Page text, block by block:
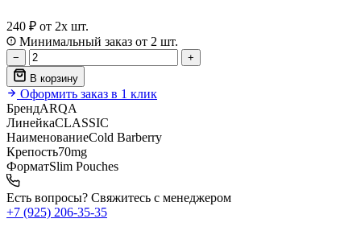
240 ₽ от 2х шт.
Минимальный заказ от 2 шт.
−
+
В корзину
Оформить заказ в 1 клик
БрендARQA
ЛинейкаCLASSIC
НаименованиеCold Barberry
Крепость70mg
ФорматSlim Pouches
Есть вопросы? Свяжитесь с менеджером
+7 (925) 206‑35‑35